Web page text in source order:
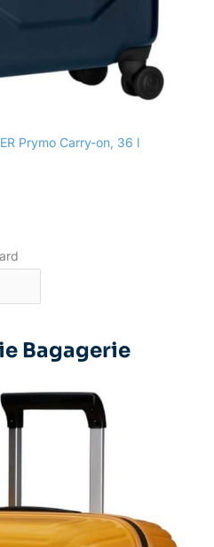
Prymo Carry-on, 36 l
Bagagerie